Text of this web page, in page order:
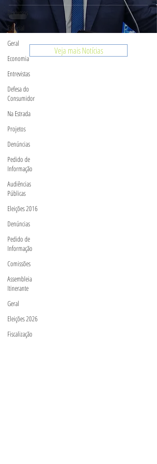
Discursos
Especial
Geral
Economia
Entrevistas
Defesa do
Consumidor
Na Estrada
Projetos
Denúncias
Pedido de
Informação
Audiências
Públicas
Eleições 2016
Denúncias
Pedido de
Informação
Comissões
Assembleia
Itinerante
Geral
Eleições 2026
Fiscalização
Veja mais Notícias